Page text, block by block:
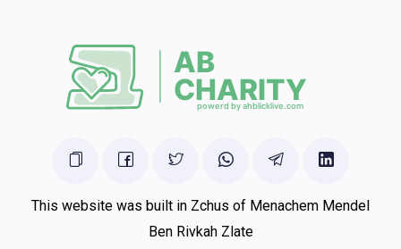
This website was built in Zchus of Menachem Mendel
Ben Rivkah Zlate